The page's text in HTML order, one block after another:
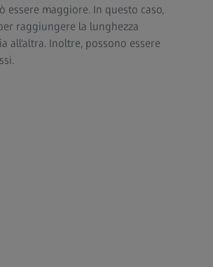
essere maggiore. In questo caso,
raggiungere la lunghezza
all'altra. Inoltre, possono essere